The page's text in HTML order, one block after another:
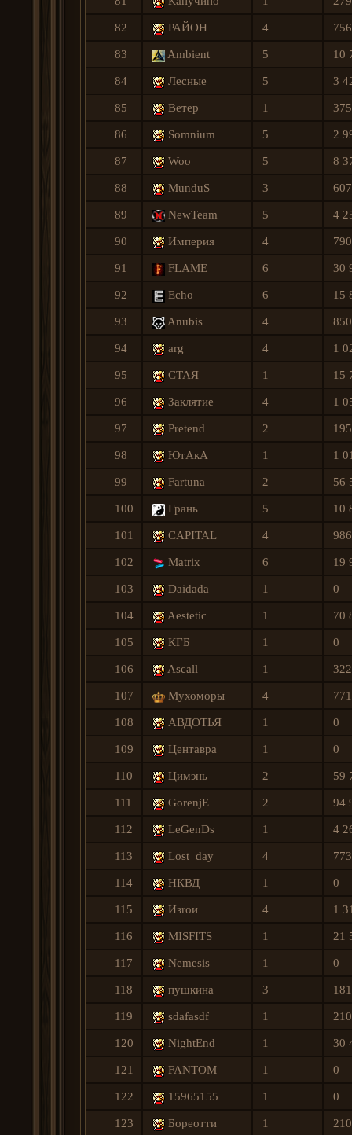
82 РАЙОН 4
83 Ambient 5 10
84 Лесные 5 3
85 Ветер 1
86 Somnium 5 2
87 Woo 5 8
88 MunduS 3
89 NewTeam 5 4
90 Империя 4
91 FLAME 6 30
92 Echo 6 15
93 Anubis 4
94 arg 4 1
95 СТАЯ 1 15
96 Заклятие 4 1
97 Pretend 2
98 ЮтАкА 1 1
99 Fartuna 2 56
100 Грань 5 10
101 CAPITAL 4
102 Matrix 6 19
103 Daidada 1 0
104 Aestetic 1 70
105 КГБ 1 0
106 Ascall 1
107 Мухоморы 4
108 АВДОТЬЯ 1 0
109 Центавра 1 0
110 Цимэнь 2 59
111 GorenjE 2 94
112 LeGenDs 1 4
113 Lost_day 4
114 НКВД 1 0
115 Изrои 4 1
116 MISFITS 1 21
117 Nemеsis 1 0
118 пушкина 3
119 sdafasdf 1
120 NightEnd 1 30
121 FANTOM 1 0
122 15965155 1 0
123 Бореотти 1